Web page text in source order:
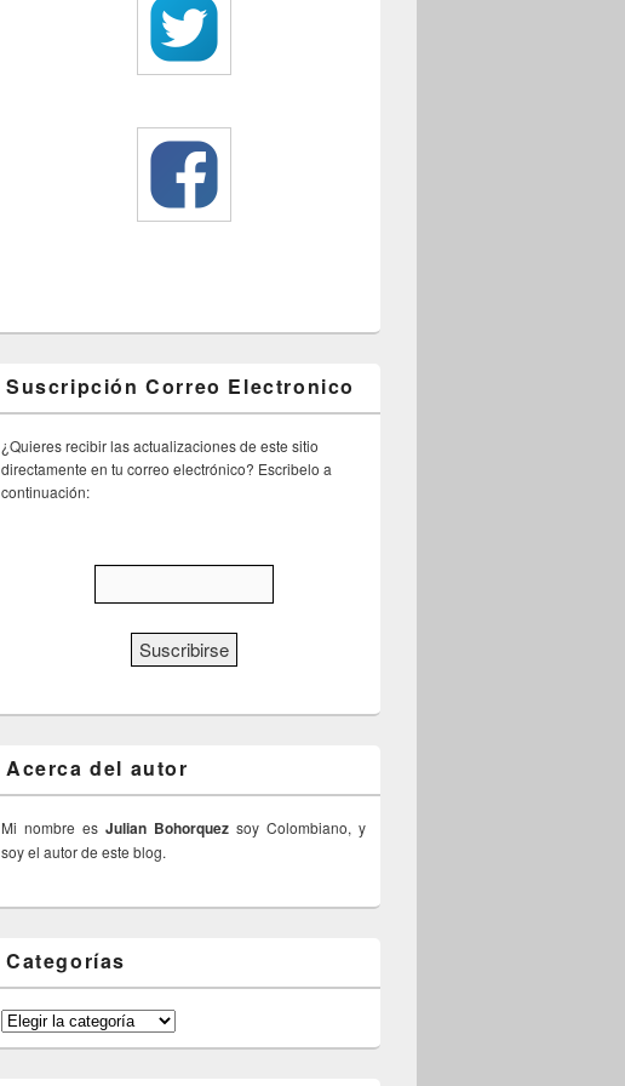
Suscripción Correo Electronico
¿Quieres recibir las actualizaciones de este sitio
directamente en tu correo electrónico? Escribelo a
continuación:
Acerca del autor
Mi nombre es Julian Bohorquez soy Colombiano, y
soy el autor de este blog.
Categorías
Categorías